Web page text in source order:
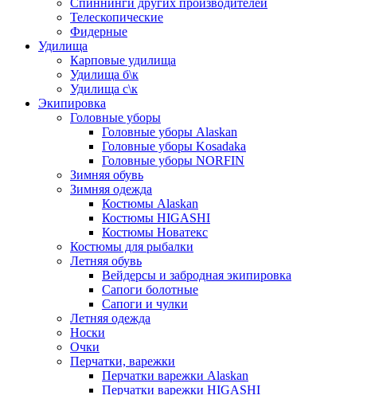
Спиннинги других производителей
Телескопические
Фидерные
Удилища
Карповые удилища
Удилища б\к
Удилища с\к
Экипировка
Головные уборы
Головные уборы Alaskan
Головные уборы Kosadaka
Головные уборы NORFIN
Зимняя обувь
Зимняя одежда
Костюмы Alaskan
Костюмы HIGASHI
Костюмы Новатекс
Костюмы для рыбалки
Летняя обувь
Вейдерсы и забродная экипировка
Сапоги болотные
Сапоги и чулки
Летняя одежда
Носки
Очки
Перчатки, варежки
Перчатки варежки Alaskan
Перчатки варежки HIGASHI